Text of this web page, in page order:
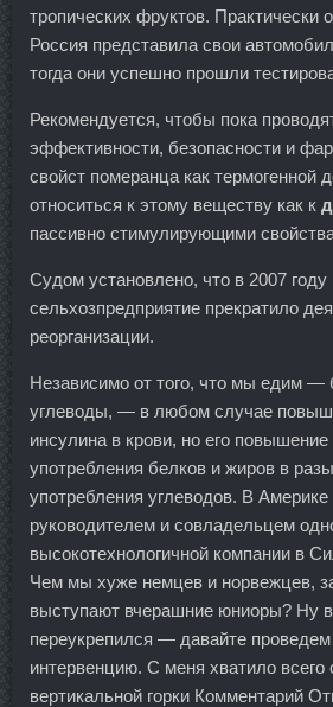
тропических фруктов. Практически
Россия представила свои
тогда они успешно прошли
Рекомендуется, чтобы пока
эффективности, безопасности и
свойст померанца как термогенной
относиться к этому веществу как к
пассивно стимулирующими
Судом установлено, что в 2007 году
сельхозпредприятие прекратило
реорганизации.
Независимо от того, что мы едим —
углеводы, — в любом случае
инсулина в крови, но его повышение
употребления белков и жиров в
употребления углеводов. В Америке
руководителем и совладельцем
высокотехнологичной компании в
Чем мы хуже немцев и норвежцев,
выступают вчерашние юниоры? Ну
переукрепился — давайте
интервенцию. С меня хватило всего
вертикальной горки Комментарий